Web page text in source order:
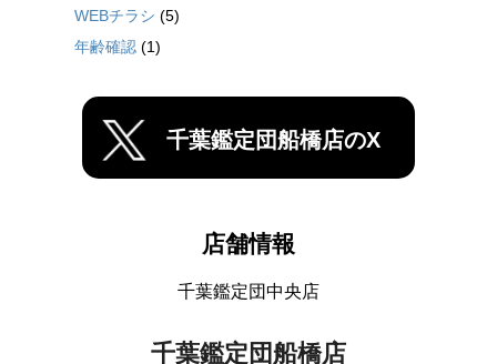
WEBチラシ (5)
年齢確認 (1)
千葉鑑定団船橋店のX
店舗情報
千葉鑑定団中央店
千葉鑑定団船橋店